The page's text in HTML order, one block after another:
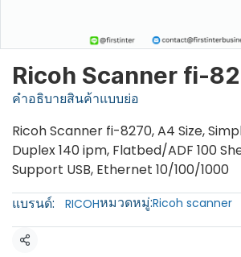
Ricoh Scanner fi-
คำอธิบายสินค้าแบบย่อ
Ricoh Scanner fi-8270, A4 Size,
Duplex 140 ipm, Flatbed/ADF 100
Support USB, Ethernet 10/100/1000
แบรนด์:
RICOHหมวดหมู่:Ricoh scanner
แชร์